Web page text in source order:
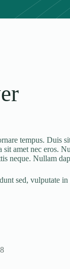
tempus. Duis
amet nec eros.
neque. Nullam
sed, vulputate